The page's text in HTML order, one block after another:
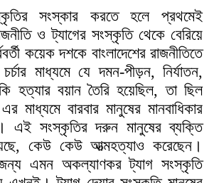
সংস্কার করতে হলে প্রথমেই
ও ট্যাগের সংস্কৃতি থেকে বেরিয়ে
কয়েক দশকে বাংলাদেশের রাজনীতিতে
মাধ্যমে যে দমন-পীড়ন, নির্যাতন,
হত্যার বয়ান তৈরি হয়েছিল, তা ছিল
বারবার মানুষের মানবাধিকার
এই সংস্কৃতির দরুন মানুষের ব্যক্তি
কেউ কেউ আত্মহত্যাও করেছেন।
এমন অকল্যাণকর ট্যাগ সংস্কৃতি